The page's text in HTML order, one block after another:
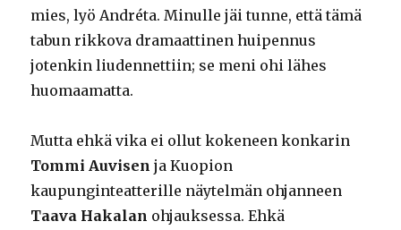
mies, lyö Andréta. Minulle jäi tunne, että tämä
tabun rikkova dramaattinen huipennus
jotenkin liudennettiin; se meni ohi lähes
huomaamatta.
Mutta ehkä vika ei ollut kokeneen konkarin
Tommi Auvisen ja Kuopion
kaupunginteatterille näytelmän ohjanneen
Taava Hakalan ohjauksessa. Ehkä